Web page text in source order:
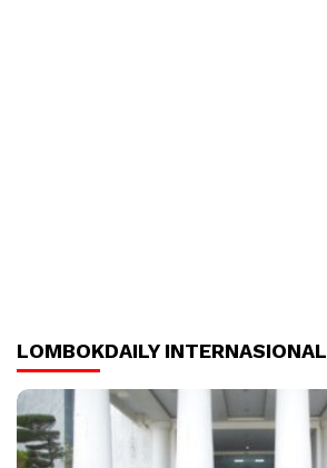
LOMBOKDAILY INTERNASIONAL